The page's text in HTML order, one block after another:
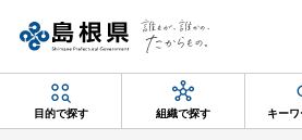
目的で探す 組織で探す キー